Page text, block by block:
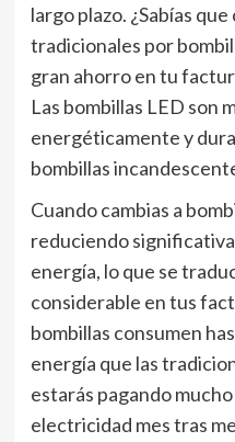
largo plazo. ¿Sabías
tradicionales por
gran ahorro en tu
Las bombillas LED son
energéticamente y
bombillas
Cuando cambias a
reduciendo
energía, lo que se
considerable en tus
bombillas consumen
energía que las
estarás pagando
electricidad mes tras